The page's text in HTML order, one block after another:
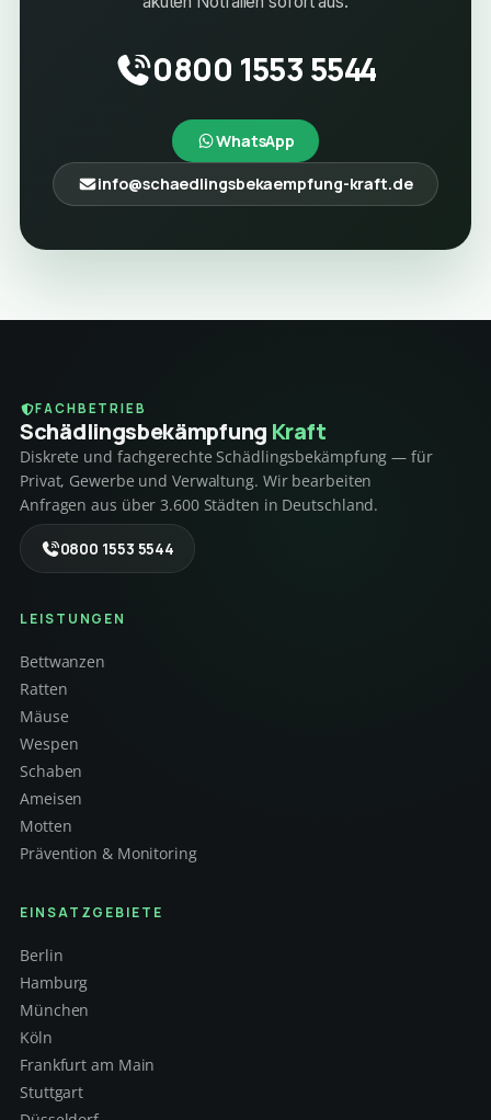
0800 1553 5544
WhatsApp
info@schaedlingsbekaempfung-kraft.de
FACHBETRIEB
Schädlings­bekämpfung Kraft
Diskrete und fachgerechte Schädlingsbekämpfung — für
Privat, Gewerbe und Verwaltung. Wir bearbeiten
Anfragen aus über 3.600 Städten in Deutschland.
0800 1553 5544
LEISTUNGEN
Bettwanzen
Ratten
Mäuse
Wespen
Schaben
Ameisen
Motten
Prävention & Monitoring
EINSATZGEBIETE
Berlin
Hamburg
München
Köln
Frankfurt am Main
Stuttgart